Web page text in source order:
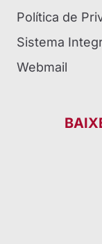
Política de
Sistema
Webmail